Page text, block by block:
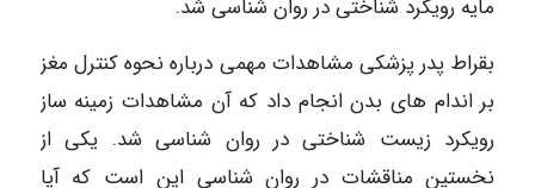
مایه رویکرد شناختی در روان شناسی شد.
بقراط پدر پزشکی مشاهدات مهمی درباره نحوه کنترل مغز
بر اندام های بدن انجام داد که آن مشاهدات زمینه ساز
رویکرد زیست شناختی در روان شناسی شد. یکی از
نخستین مناقشات در روان شناسی این است که آیا